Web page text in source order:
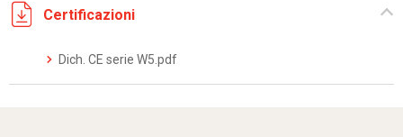
Certificazioni
Dich. CE serie W5.pdf